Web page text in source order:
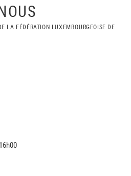
LA FÉDÉRATION LUXEMBOURGEOISE DE